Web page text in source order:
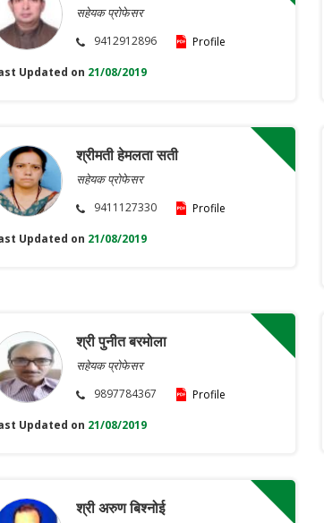
सहेयक प्रोफेसर
9412912896
Profile
Updated on 21/08/2019
श्रीमती हेमलता सती
सहेयक प्रोफेसर
9411127330
Profile
Updated on 21/08/2019
श्री पुनीत बरमोला
सहेयक प्रोफेसर
9897784367
Profile
Updated on 21/08/2019
श्री अरुण बिश्नोई